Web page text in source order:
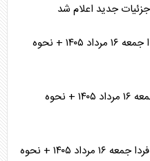
جدید اعلام شد
جدول قطعی برق استان تهران فردا جمعه ۱۶ مرداد ۱۴۰۵ + نحوه
جدول قطعی برق استان قم فردا جمعه ۱۶ مرداد ۱۴۰۵ + نحوه
جدول قطعی برق استان مازندران فردا جمعه ۱۶ مرداد ۱۴۰۵ + نحوه